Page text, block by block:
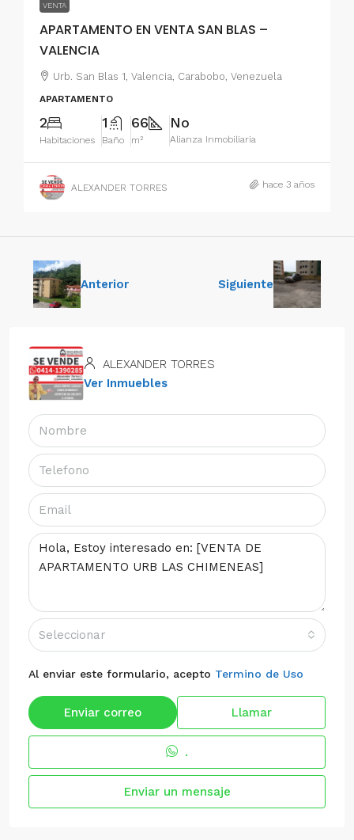
VENTA
APARTAMENTO EN VENTA SAN BLAS –
VALENCIA
Urb. San Blas 1, Valencia, Carabobo, Venezuela
APARTAMENTO
2
Habitaciones
1
Baño
66
m²
No
Alianza Inmobiliaria
ALEXANDER TORRES hace 3 años
Anterior Siguiente
ALEXANDER TORRES
Ver Inmuebles
Seleccionar
Al enviar este formulario, acepto Termino de Uso
Enviar correo Llamar
.
Enviar un mensaje